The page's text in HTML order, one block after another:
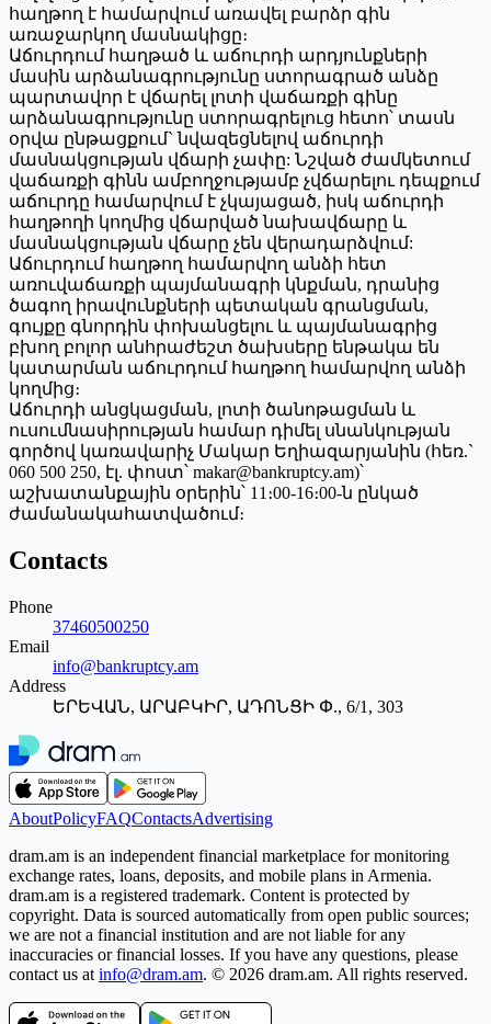
հաղթող է համարվում առավել բարձր գին
առաջարկող մասնակիցը։
Աճուրդում հաղթած և աճուրդի արդյունքների
մասին արձանագրությունը ստորագրած անձը
պարտավոր է վճարել լոտի վաճառքի գինը
արձանագրությունը ստորագրելուց հետո՝ տասն
օրվա ընթացքում` նվազեցնելով աճուրդի
մասնակցության վճարի չափը: Նշված ժամկետում
վաճառքի գինն ամբողջությամբ չվճարելու դեպքում
աճուրդը համարվում է չկայացած, իսկ աճուրդի
հաղթողի կողմից վճարված նախավճարը և
մասնակցության վճարը չեն վերադարձվում:
Աճուրդում հաղթող համարվող անձի հետ
առուվաճառքի պայմանագրի կնքման, դրանից
ծագող իրավունքների պետական գրանցման,
գույքը գնորդին փոխանցելու և պայմանագրից
բխող բոլոր անհրաժեշտ ծախսերը ենթակա են
կատարման աճուրդում հաղթող համարվող անձի
կողմից։
Աճուրդի անցկացման, լոտի ծանոթացման և
ուսումնասիրության համար դիմել սնանկության
գործով կառավարիչ Մակար Եղիազարյանին (հեռ.`
060 500 250, էլ. փոստ՝ makar@bankruptcy.am)՝
աշխատանքային օրերին՝ 11։00-16։00-ն ընկած
ժամանակահատվածում։
Contacts
Phone
37460500250
Email
info@bankruptcy.am
Address
ԵՐԵՎԱՆ, ԱՐԱԲԿԻՐ, ԱԴՈՆՑԻ Փ., 6/1, 303
AboutPolicyFAQContactsAdvertising
dram.am is an independent financial marketplace for monitoring
exchange rates, loans, deposits, and mobile plans in Armenia.
dram.am is a registered trademark. Content is protected by
copyright. Data is sourced automatically from open public sources;
we are not a financial institution and are not liable for any
inaccuracies or financial losses. If you have any questions, please
contact us at info@dram.am. © 2026 dram.am. All rights reserved.